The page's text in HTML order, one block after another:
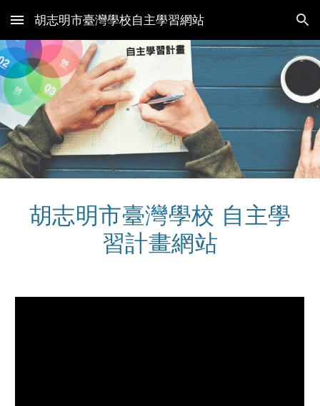
Skip to main content Skip to navigation
胡志明市臺灣學校自主學習網站
胡志明市臺灣學校 自主學
習計畫網站